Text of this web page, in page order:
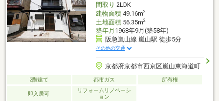
間取り 2LDK
建物面積49.16m2
土地面積56.35m2
築年月 1968年9月(築58年)
阪急嵐山線 嵐山駅 徒歩5分
その他の交通
京都府京都市西京区嵐山東海道町
2階建て 都市ガス 所有権
即入居可
リフォームリノベーシ
ョン